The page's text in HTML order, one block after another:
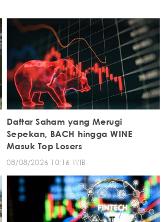
Daftar Saham yang Merugi
Sepekan, BACH hingga WINE
Masuk Top Losers
08/08/2026 10:16 WIB